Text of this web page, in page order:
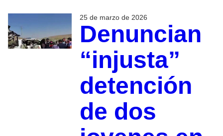
25 de marzo de 2026
Denuncian
“injusta”
detención
de dos